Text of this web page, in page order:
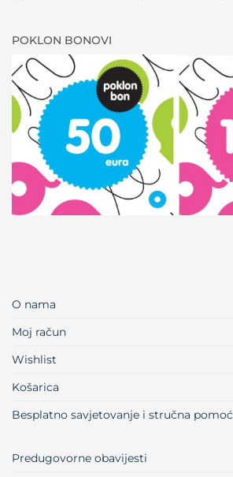
POKLON BONOVI
O nama
Moj račun
Wishlist
Košarica
Besplatno savjetovanje i stručna pomoć
Predugovorne obavijesti